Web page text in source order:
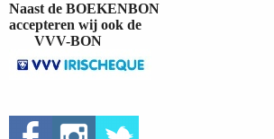
Naast de BOEKENBON
accepteren wij ook de
VVV-BON